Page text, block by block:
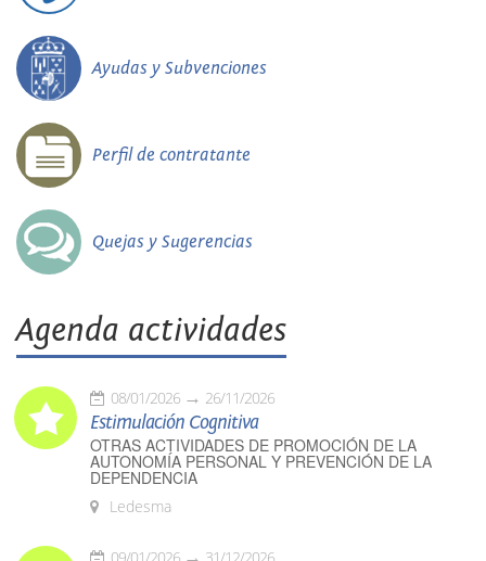
Ayudas y Subvenciones
Perfil de contratante
Quejas y Sugerencias
Agenda actividades
08/01/2026 26/11/2026
Estimulación Cognitiva
OTRAS ACTIVIDADES DE PROMOCIÓN DE LA
AUTONOMÍA PERSONAL Y PREVENCIÓN DE LA
DEPENDENCIA
Ledesma